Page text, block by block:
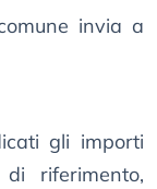
invia a
gli importi
riferimento,